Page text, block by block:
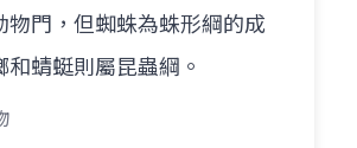
物門，但蜘蛛為蛛形綱的成
和蜻蜓則屬昆蟲綱。